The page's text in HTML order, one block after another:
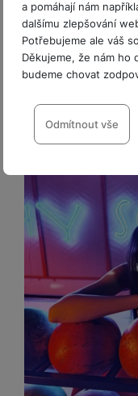
a pomáhají nám
dalšímu zlepšování
Potřebujeme ale váš
Děkujeme, že nám ho
budeme chovat
Nastavení
cookies
VŽDY AKTIVNÍ
Technické cookies
porovnávání
Preferenční a
Preferenční a
nastavovat znovu a
chatu
Povoleno
Díky těmto cookies
zpříjemnit. Dokážeme
vám pomoci s
služby jako je chat a
Analytické
Analytické -
abychom
náš web dále zlepšovat
Povoleno
Odmítnout vše
B
U
Y
&